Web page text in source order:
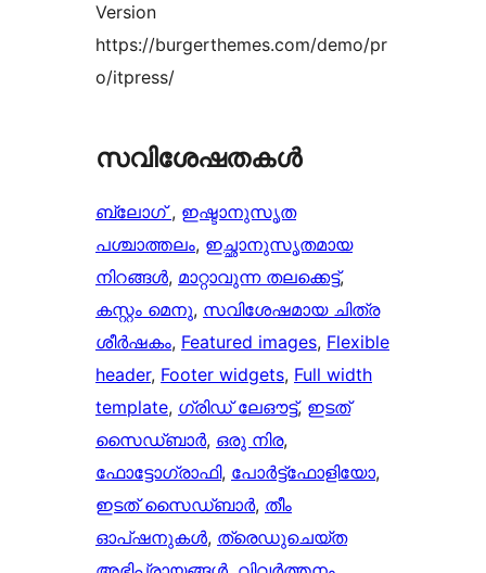
Version
https://burgerthemes.com/demo/pr
o/itpress/
സവിശേഷതകൾ
ബ്ലോഗ്, ഇഷ്ടാനുസൃത
പശ്ചാത്തലം, ഇച്ഛാനുസൃതമായ
നിറങ്ങള്‍, മാറ്റാവുന്ന തലക്കെട്ട്‌
കസ്റ്റം മെനു, സവിശേഷമായ ചിത്ര
ശീർഷകം, Featured images, Flexible
header, Footer widgets, Full width
template, ഗ്രിഡ് ലേഔട്ട്, ഇടത്
സൈഡ്ബാർ, ഒരു നിര
ഫോട്ടോഗ്രാഫി, പോർട്ട്‌ഫോളിയോ
ഇടത് സൈഡ്ബാർ, തീം
ഓപ്ഷനുകൾ, ത്രെഡുചെയ്‌ത